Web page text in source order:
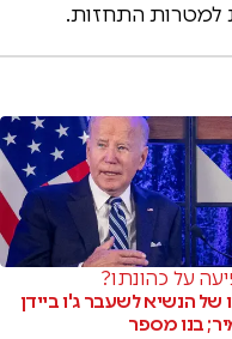
למטרות התחזות.
על כהונתו?
של הנשיא לשעבר ג'ו ביידן
בנו מספר